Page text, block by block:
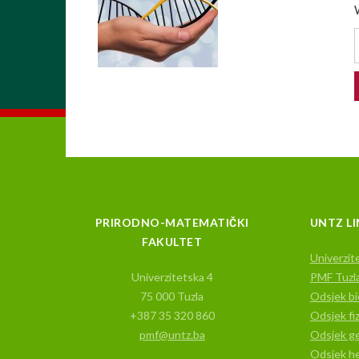
PRIRODNO-MATEMATIČKI
FAKULTET
Univerzitetska 4
75 000 Tuzla
+387 35 320 860
pmf@untz.ba
UNTZ
PMF
Odsjek
Odsjek
Odsjek
Odsjek